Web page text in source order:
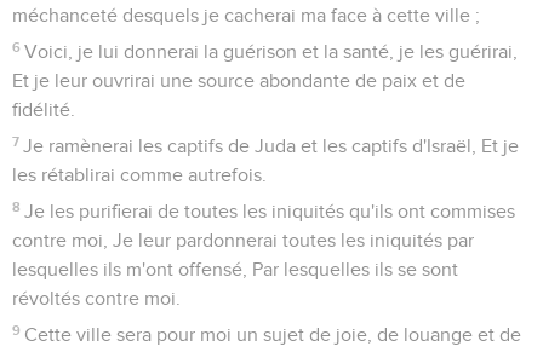
méchanceté desquels je cacherai ma face à cette ville ;
6 Voici, je lui donnerai la guérison et la santé, je les guérirai,
Et je leur ouvrirai une source abondante de paix et de
fidélité.
7 Je ramènerai les captifs de Juda et les captifs d'Israël, Et je
les rétablirai comme autrefois.
8 Je les purifierai de toutes les iniquités qu'ils ont commises
contre moi, Je leur pardonnerai toutes les iniquités par
lesquelles ils m'ont offensé, Par lesquelles ils se sont
révoltés contre moi.
9 Cette ville sera pour moi un sujet de joie, de louange et de